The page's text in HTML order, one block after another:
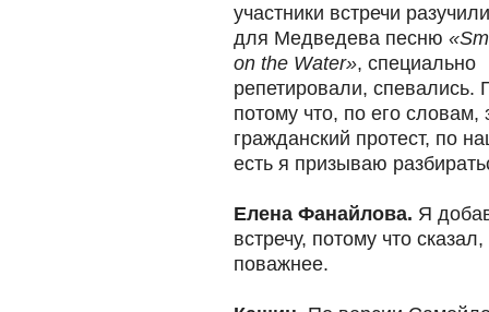
участники встречи разучили
для Медведева песню
on the Water», специально
репетировали, спевались.
потому что, по его словам,
гражданский протест, по
есть я призываю
Елена Фанайлова. Я
встречу, потому что
поважнее.